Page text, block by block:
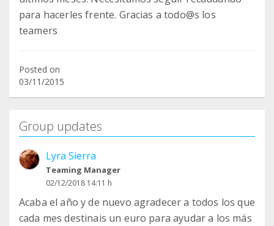
para hacerles frente. Gracias a todo@s los
teamers
Posted on
03/11/2015
Group updates
Lyra Sierra
Teaming Manager
02/12/2018 14:11 h
Acaba el año y de nuevo agradecer a todos los que
cada mes destinais un euro para ayudar a los más